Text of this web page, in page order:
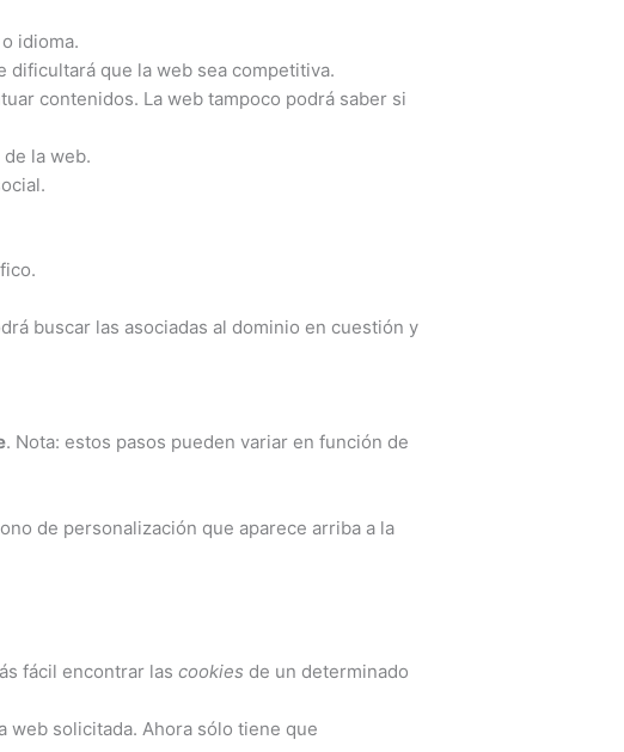
idioma.
dificultará que la web sea competitiva.
contenidos. La web tampoco podrá saber si
la web.
buscar las asociadas al dominio en cuestión y
. Nota: estos pasos pueden variar en función de
de personalización que aparece arriba a la
fácil encontrar las cookies de un determinado
web solicitada. Ahora sólo tiene que